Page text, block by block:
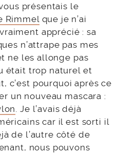
présentais le
Rimmel que je n’ai
apprécié : sa
n’attrape pas mes
ne les allonge pas
était trop naturel et
c’est pourquoi après ce
un nouveau mascara :
. Je l’avais déjà
car il est sorti il
de l’autre côté de
nous pouvons